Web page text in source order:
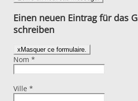
Einen neuen Eintrag für das
schreiben
x Masquer ce formulaire.
Nom *
Ville *